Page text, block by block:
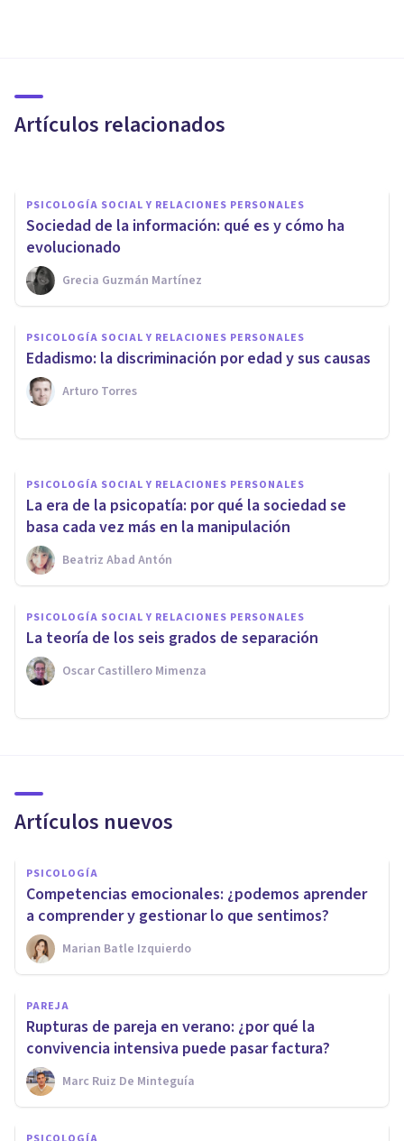
Artículos relacionados
delincuentes de cuello blanco
PSICOLOGÍA SOCIAL Y RELACIONES PERSONALES
Sociedad de la información: qué es y cómo ha
evolucionado
Grecia Guzmán Martínez
PSICOLOGÍA SOCIAL Y RELACIONES PERSONALES
Edadismo: la discriminación por edad y sus causas
Arturo Torres
PSICOLOGÍA SOCIAL Y RELACIONES PERSONALES
El papel de las TIC en nuestra
sociedad actual: ¿cómo usarlas
bien?
PSICOLOGÍA SOCIAL Y RELACIONES PERSONALES
La era de la psicopatía: por qué la sociedad se
basa cada vez más en la manipulación
Beatriz Abad Antón
PSICOLOGÍA SOCIAL Y RELACIONES PERSONALES
La teoría de los seis grados de separación
Oscar Castillero Mimenza
Artículos nuevos
PSICOLOGÍA
Competencias emocionales: ¿podemos aprender
a comprender y gestionar lo que sentimos?
Marian Batle Izquierdo
PAREJA
Rupturas de pareja en verano: ¿por qué la
convivencia intensiva puede pasar factura?
Marc Ruiz De Minteguía